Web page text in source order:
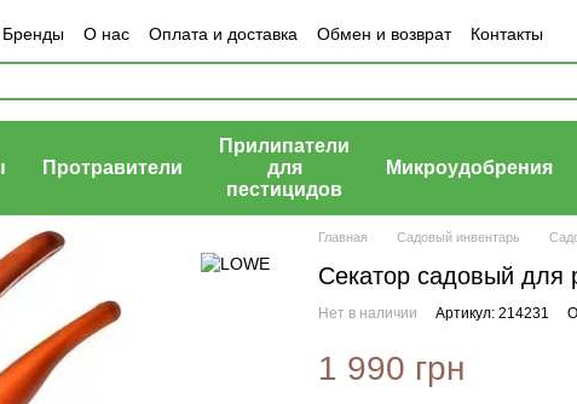
Бренды О нас Оплата и доставка Обмен и возврат Контакты
Протравители
Прилипатели
для
пестицидов
Микроудобрения
Главная Садовый инвентарь
Секатор садовый для
Нет в наличии Артикул: 214231
1 990 грн